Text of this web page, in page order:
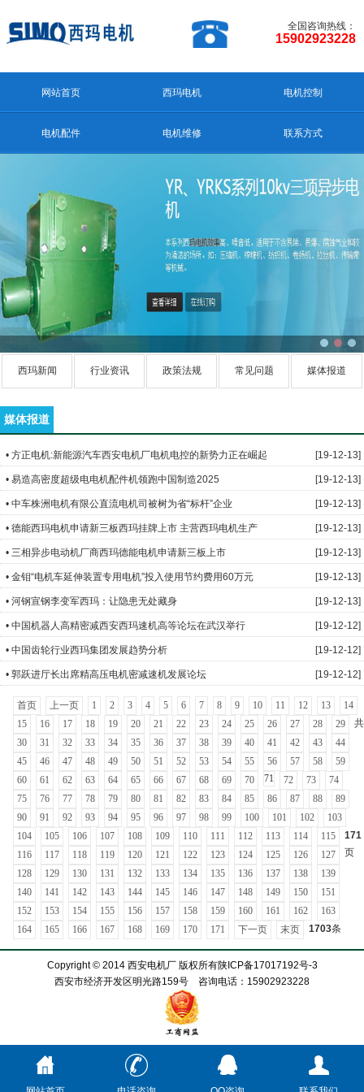
全国咨询热线：
15902923228
网站首页 西玛电机 电机控制
电机配件 电机维修 联系方式
西玛新闻 行业资讯 政策法规 常见问题 媒体报道
媒体报道
• 方正电机:新能源汽车西安电机厂电机电控的新势力正在崛起 [19-12-13]
• 易造高密度超级电电机配件机领跑中国制造2025 [19-12-13]
• 中车株洲电机有限公直流电机司被树为省“标杆”企业 [19-12-13]
• 德能西玛电机申请新三板西玛挂牌上市 主营西玛电机生产 [19-12-13]
• 三相异步电动机厂商西玛德能电机申请新三板上市 [19-12-13]
• 金钼“电机车延伸装置专用电机”投入使用节约费用60万元 [19-12-13]
• 河钢宣钢李变军西玛：让隐患无处藏身 [19-12-13]
• 中国机器人高精密减西安西玛速机高等论坛在武汉举行 [19-12-12]
• 中国齿轮行业西玛集团发展趋势分析 [19-12-12]
• 郭跃进厅长出席精高压电机密减速机发展论坛 [19-12-12]
首页 上一页 1 2 3 4 5 6 7 8 9 10 11 12 13
14
15
16 17 18 19 20 21 22 23 24 25 26 27 28
29
30
31 32 33 34 35 36 37 38 39 40 41 42 43
44
45
46 47 48 49 50 51 52 53 54 55 56 57 58
59
60
61 62 63 64 65 66 67 68 69 70 71 72 73
74
75
76 77 78 79 80 81 82 83 84 85 86 87 88
89
90
91 92 93 94 95 96 97 98 99 100 101 102
103
104
105 106 107 108 109 110 111 112 113 114
115
116
117 118 119 120 121 122 123 124 125 126
127
128
129 130 131 132 133 134 135 136 137 138
139
140
141 142 143 144 145 146 147 148 149 150
151
152
153 154 155 156 157 158 159 160 161 162
163
164
165 166 167 168 169 170 171 下一页 末页
共
171
页
1703条
Copyright © 2014 西安电机厂 版权所有陕ICP备17017192号-3
西安市经济开发区明光路159号 咨询电话：15902923228